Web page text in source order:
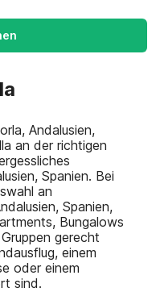
Andalusien,
an der richtigen
Spanien. Bei
an
Spanien,
Bungalows
gerecht
einem
oder einem
sind.